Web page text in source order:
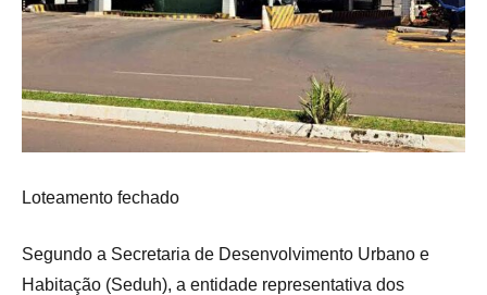
Loteamento fechado
Segundo a Secretaria de Desenvolvimento Urbano e
Habitação (Seduh), a entidade representativa dos